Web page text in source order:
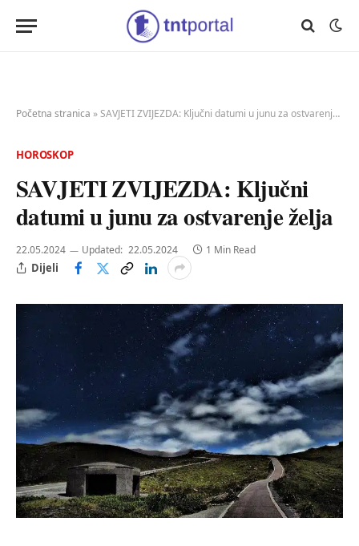
Početna stranica »SAVJETI ZVIJEZDA: Ključni datumi u junu za ostvarenje želja
HOROSKOP
SAVJETI ZVIJEZDA: Ključni
datumi u junu za ostvarenje želja
22.05.2024 Updated: 22.05.2024 1 Min Read
Dijeli